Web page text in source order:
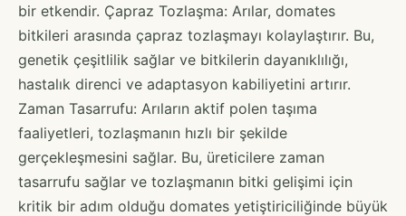
bir etkendir. Çapraz Tozlaşma: Arılar, domates
bitkileri arasında çapraz tozlaşmayı kolaylaştırır. Bu,
genetik çeşitlilik sağlar ve bitkilerin dayanıklılığı,
hastalık direnci ve adaptasyon kabiliyetini artırır.
Zaman Tasarrufu: Arıların aktif polen taşıma
faaliyetleri, tozlaşmanın hızlı bir şekilde
gerçekleşmesini sağlar. Bu, üreticilere zaman
tasarrufu sağlar ve tozlaşmanın bitki gelişimi için
kritik bir adım olduğu domates yetiştiriciliğinde büyük